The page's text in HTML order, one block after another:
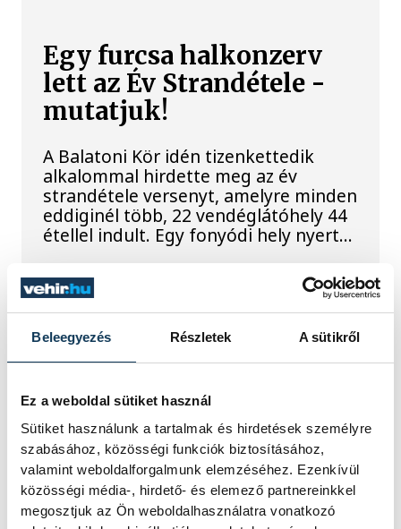
Beleegyezés Részletek A sütikről
Ez a weboldal sütiket használ
Sütiket használunk a tartalmak és hirdetések személyre
szabásához, közösségi funkciók biztosításához,
valamint weboldalforgalmunk elemzéséhez. Ezenkívül
közösségi média-, hirdető- és elemező partnereinkkel
megosztjuk az Ön weboldalhasználatra vonatkozó
Egy furcsa halkonzerv
lett az Év Strandétele -
mutatjuk!
A Balatoni Kör idén tizenkettedik
alkalommal hirdette meg az év
strandétele versenyt, amelyre minden
eddiginél több, 22 vendéglátóhely 44
étellel indult. Egy fonyódi hely nyert...
Meglepték az elemzőket
a júliusi inflációs adatok
az elemzők a júliusi, 1,2 százalékos
Sorra kerülnek elő
világháborús leletek az